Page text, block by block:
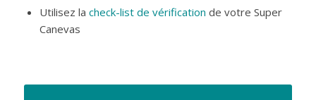
Utilisez la check-list de vérification de votre Super
Canevas